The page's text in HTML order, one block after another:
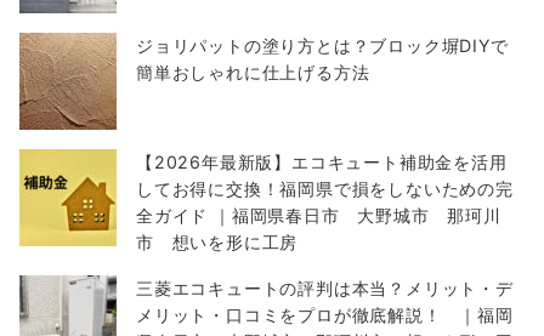
ジョリパットの塗り方とは？ブロック塀DIYで
簡単おしゃれに仕上げる方法
【2026年最新版】エコキュート補助金を活用
してお得に交換！福岡県で損をしないための完
全ガイド ｜福岡県春日市 大野城市 那珂川
市 想いを形に工房
三菱エコキュートの評判は本当？メリット・デ
メリット・口コミをプロが徹底解説！ ｜福岡